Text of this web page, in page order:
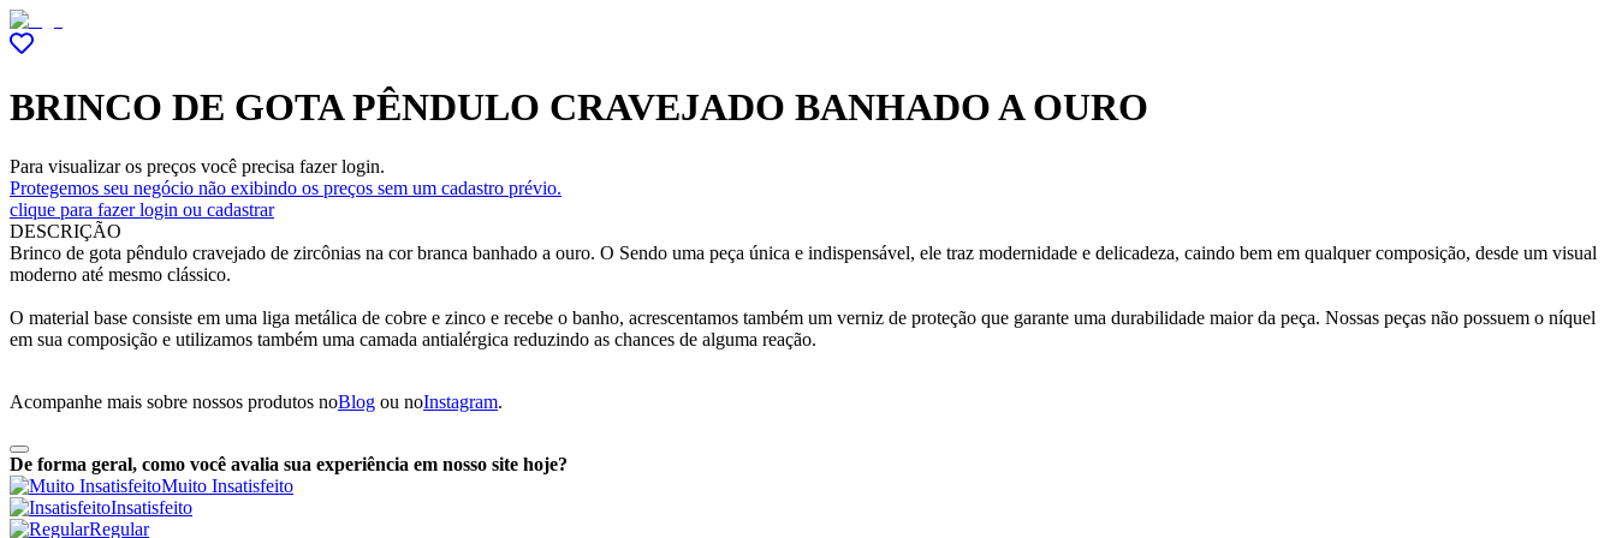
BRINCO DE GOTA PÊNDULO CRAVEJADO BANHADO A OURO
Para visualizar os preços você precisa fazer login.
Protegemos seu negócio não exibindo os preços sem um cadastro prévio.
clique para fazer login ou cadastrar
DESCRIÇÃO
Brinco de gota pêndulo cravejado de zircônias na cor branca banhado a ouro. O Sendo uma peça única e indispensável, ele traz modernidade e delicadeza, caindo bem em qualquer composição, desde um visual
moderno até mesmo clássico.
O material base consiste em uma liga metálica de cobre e zinco e recebe o banho, acrescentamos também um verniz de proteção que garante uma durabilidade maior da peça. Nossas peças não possuem o níquel
em sua composição e utilizamos também uma camada antialérgica reduzindo as chances de alguma reação.
Acompanhe mais sobre nossos produtos noBlog ou noInstagram.
De forma geral, como você avalia sua experiência em nosso site hoje?
Muito Insatisfeito
Insatisfeito
Regular